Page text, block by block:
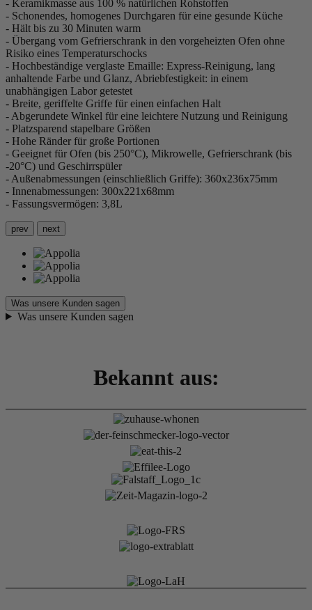
- Keramikmasse aus 100 % natürlichen Rohstoffen
- Schonendes, homogenes Durchgaren für eine gesunde Küche
- Hält bis zu 30 Minuten warm
- Übergang vom Gefrierschrank in den vorgeheizten Ofen ohne
Risiko eines Temperaturschocks
- Hochbeständige verglaste Emaille: Express-Reinigung, lang
anhaltende Farbe und Glanz, Abriebfestigkeit: in einem
unabhängigen Labor getestet
- Breite, geriffelte Griffe für einen einfachen Halt
- Abgerundete Winkel für eine leichtere Nutzung und Reinigung
- Platzsparend stapelbare Größen
- Hohe Ränder für große Portionen
- Geeignet für Ofen (bis 250°C), Mikrowelle, Gefrierschrank (bis
-20°C) und Geschirrspüler
- Außenabmessungen (einschließlich Griffe): 360x236x75mm
- Innenabmessungen: 300x221x68mm
- Fassungsvermögen: 3,8L
prev next
Was unsere Kunden sagen
Was unsere Kunden sagen
Bekannt aus: